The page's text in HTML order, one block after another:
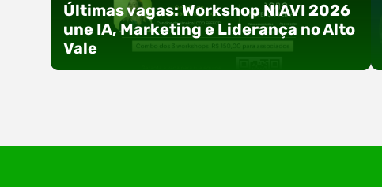
Últimas vagas: Workshop NIAVI 2026
une IA, Marketing e Liderança no Alto
Vale